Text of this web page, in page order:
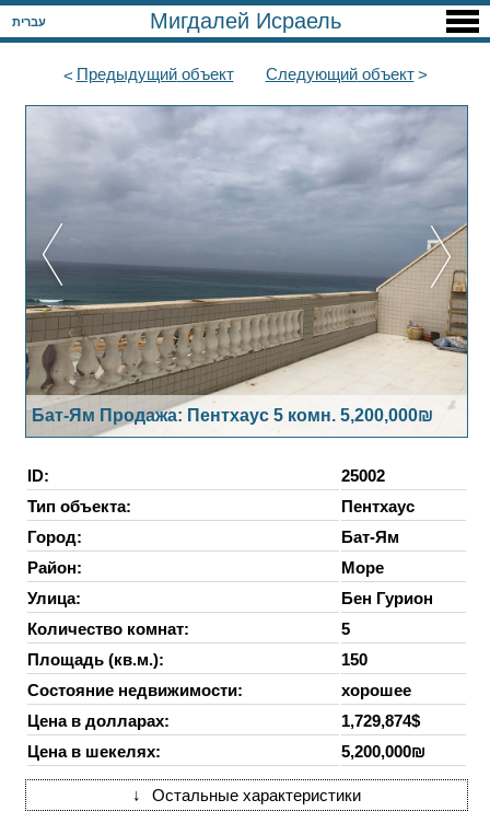
עברית Мигдалей Исраель
Предыдущийобъект Следующийобъект
Бат-Ям Продажа: Пентхаус 5 комн. 5,200,000₪
ID:
25002
Тип объекта:
Пентхаус
Город:
Бат-Ям
Район:
Море
Улица:
Бен Гурион
Количество комнат:
5
Площадь (кв.м.):
150
Состояние недвижимости:
хорошее
Цена в долларах:
1,729,874$
Цена в шекелях:
5,200,000₪
↓ Остальные характеристики